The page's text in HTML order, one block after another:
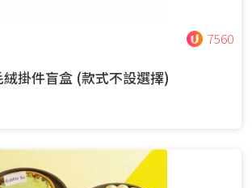
7560
掛件盲盒 (款式不設選擇)